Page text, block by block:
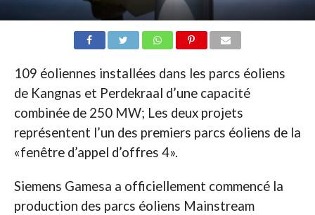
109 éoliennes installées dans les parcs éoliens
de Kangnas et Perdekraal d’une capacité
combinée de 250 MW; Les deux projets
représentent l’un des premiers parcs éoliens de la
«fenêtre d’appel d’offres 4».
Siemens Gamesa a officiellement commencé la
production des parcs éoliens Mainstream